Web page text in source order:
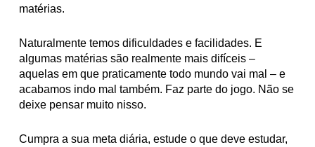
matérias.
Naturalmente temos dificuldades e facilidades. E
algumas matérias são realmente mais difíceis –
aquelas em que praticamente todo mundo vai mal – e
acabamos indo mal também. Faz parte do jogo. Não se
deixe pensar muito nisso.
Cumpra a sua meta diária, estude o que deve estudar,